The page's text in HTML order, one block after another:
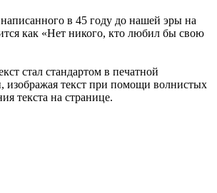
в 45 году до нашей эры на
как «Нет никого, кто любил бы свою
стал стандартом в печатной
изображая текст при помощи волнистых
текста на странице.